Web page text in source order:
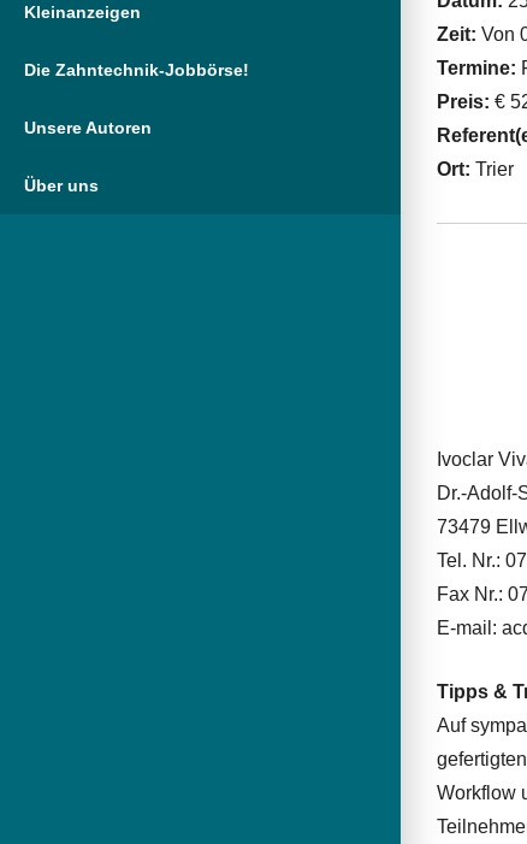
Kleinanzeigen
Die Zahntechnik-Jobbörse!
Unsere Autoren
Über uns
Zeit: Von
Termine:
Preis: €
Ort:Trier
Ivoclar
Dr.-Adolf-
73479
Tel. Nr.:
Fax Nr.:
E-mail:
Tipps &
Auf
Workflow